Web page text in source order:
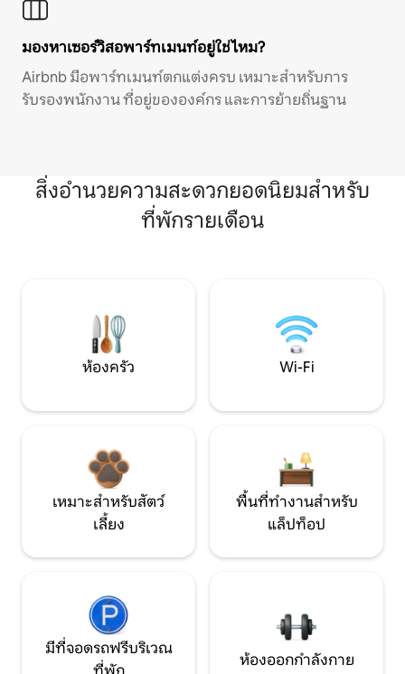
มองหาเซอร์วิสอพาร์ทเมนท์อยู่ใช่ไหม?
Airbnb มีอพาร์ทเมนท์ตกแต่งครบ เหมาะสำหรับการ
รับรองพนักงาน ที่อยู่ขององค์กร และการย้ายถิ่นฐาน
สิ่งอำนวยความสะดวกยอดนิยมสำหรับ
ที่พักรายเดือน
ห้องครัว Wi-Fi
เหมาะสำหรับสัตว์
เลี้ยง
พื้นที่ทำงานสำหรับ
แล็ปท็อป
มีที่จอดรถฟรีบริเวณ
ห้องออกกำลังกาย